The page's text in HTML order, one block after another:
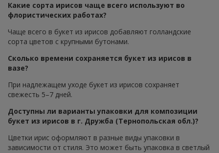
Какие сорта ирисов чаще всего используют во
флористических работах?
Чаще всего в букет из ирисов добавляют голландские
сорта цветов с крупными бутонами.
Сколько времени сохраняется букет из ирисов в
вазе?
При надлежащем уходе букет из ирисов сохраняет
свежесть 5–7 дней.
Доступны ли варианты упаковки для композиции
букет из ирисов в г. Дружба (Тернопольская обл.)?
Цветки ирис оформляют в разные виды упаковки в
зависимости от стиля. Это может быть упаковка в светлый